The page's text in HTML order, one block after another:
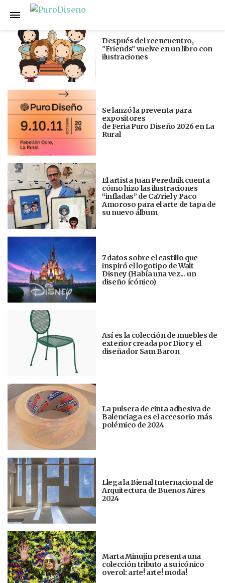
Anterior
Después del reencuentro,
"Friends" vuelve en un libro con
ilustraciones
Se lanzó la preventa para
expositores
de Feria Puro Diseño 2026 en La
Rural
El artista Juan Perednik cuenta
cómo hizo las ilustraciones
“infladas” de Ca7riel y Paco
Amoroso para el arte de tapa de
su nuevo álbum
7 datos sobre el castillo que
inspiró el logotipo de Walt
Disney (Había una vez... un
diseño ícónico)
Así es la colección de muebles de
exterior creada por Dior y el
diseñador Sam Baron
La pulsera de cinta adhesiva de
Balenciaga es el accesorio más
polémico de 2024
Llega la Bienal Internacional de
Arquitectura de Buenos Aires
2024
Marta Minujín presenta una
colección tributo a su icónico
overol: arte! arte! moda!
Siguiente